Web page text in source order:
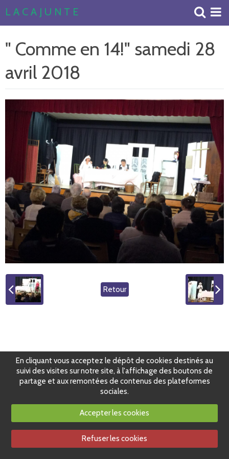
L A C A J U N T E
Accueil
Album Photos
" Comme en 14!" samedi 28
avril 2018
Retour
En cliquant vous acceptez le dépôt de cookies destinés au
suivi des visites sur notre site, à l'affichage des boutons de
partage et aux remontées de contenus des plateformes
sociales.
Accepter les cookies
Refuser les cookies